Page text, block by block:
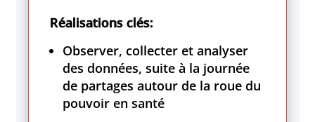
Réalisations clés:
Observer, collecter et analyser
des données, suite à la journée
de partages autour de la roue du
pouvoir en santé